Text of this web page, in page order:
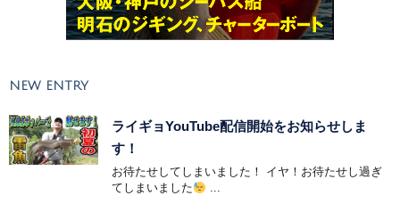
NEW ENTRY
ライギョYouTube配信開始をお知らせしま
す！
お待たせしてしまいました！ イヤ！お待たせし過ぎ
てしまいました
...